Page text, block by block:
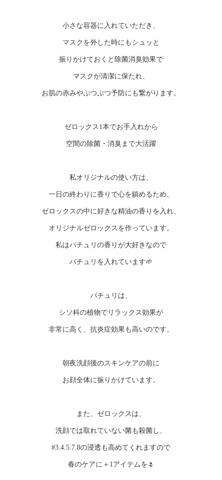
小さな容器に入れていただき、
マスクを外した時にもシュッと
振りかけておくと除菌消臭効果で
マスクが清潔に保たれ、
お肌の赤みやぷつぷつ予防にも繋がります。
ゼロックス1本でお手入れから
空間の除菌・消臭まで大活躍
私オリジナルの使い方は、
一日の終わりに香りで心を鎮めるため、
ゼロックスの中に好きな精油の香りを入れ、
オリジナルゼロックスを作っています。
私はパチュリの香りが大好きなので
パチュリを入れています🌱
パチュリは、
シソ科の植物でリラックス効果が
非常に高く、抗炎症効果も高いのです。
朝夜洗顔後のスキンケアの前に
お顔全体に振りかけています。
また、ゼロックスは、
洗顔では取れていない菌も殺菌し、
#3.4.5.7.8の浸透も高めてくれますので
春のケアに＋1アイテムを🌷